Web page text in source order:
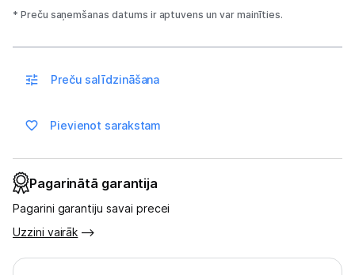
Uzņēmumiem
Tet pakalpojumi
Kontakti
Informācija
* Preču saņemšanas datums ir aptuvens un var mainīties.
Preču salīdzināšana
Pievienot sarakstam
Pagarinātā garantija
Pagarini garantiju savai precei
Uzzini vairāk